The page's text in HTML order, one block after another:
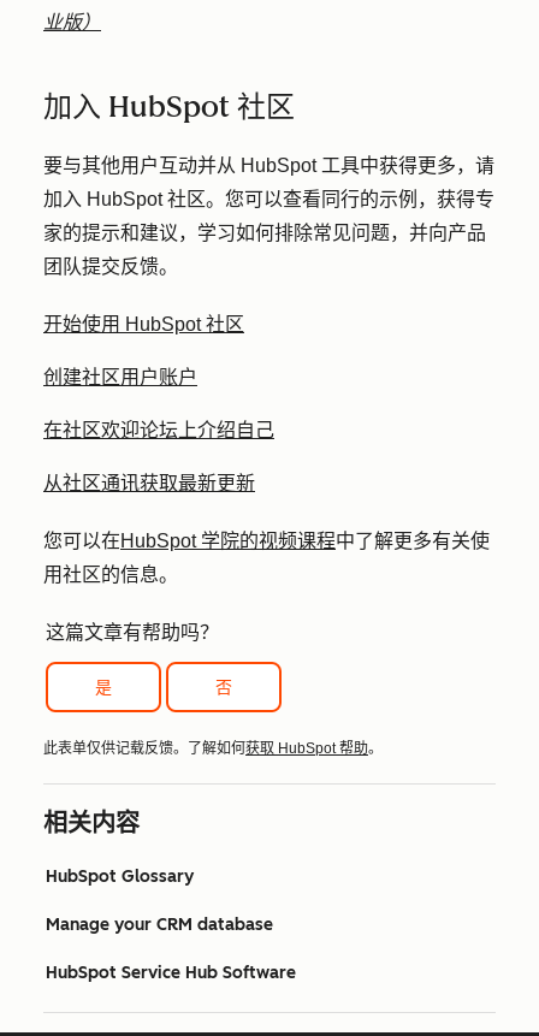
业版）
加入 HubSpot 社区
要与其他用户互动并从 HubSpot 工具中获得更多，请
加入 HubSpot 社区。您可以查看同行的示例，获得专
家的提示和建议，学习如何排除常见问题，并向产品
团队提交反馈。
开始使用 HubSpot 社区
创建社区用户账户
在社区欢迎论坛上介绍自己
从社区通讯获取最新更新
您可以在HubSpot 学院的视频课程中了解更多有关使
用社区的信息。
这篇文章有帮助吗？
是 否
此表单仅供记载反馈。了解如何 获取 HubSpot 帮助。
相关内容
HubSpot Glossary
Manage your CRM database
HubSpot Service Hub Software